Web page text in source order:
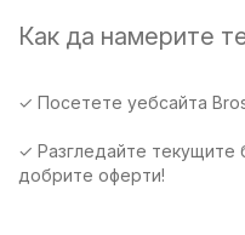
Как да намерите
✓ Посетете уебсайта
✓ Разгледайте текущите
добрите оферти!